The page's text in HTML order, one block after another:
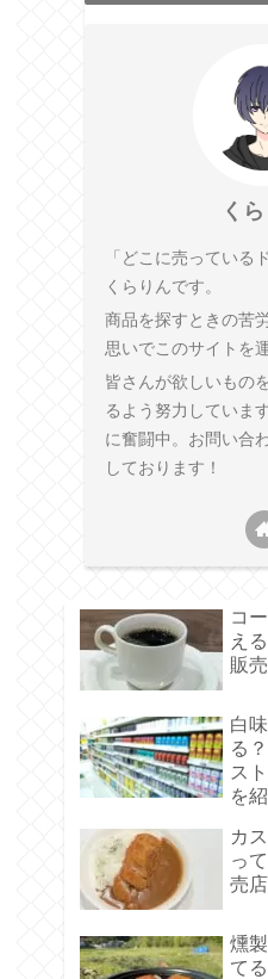
く
「どこに売っている
くらりんです。
商品を探すときの苦
思いでこのサイトを
皆さんが欲しいもの
るよう努力していま
に奮闘中。お問い合
しております！
コ
え
販
白
る
ス
を
カ
っ
売
燻
て